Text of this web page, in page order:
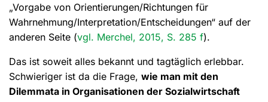
„Vorgabe von Orientierungen/Richtungen für
Wahrnehmung/Interpretation/Entscheidungen“ auf der
anderen Seite (vgl. Merchel, 2015, S. 285 f).
Das ist soweit alles bekannt und tagtäglich erlebbar.
Schwieriger ist da die Frage, wie man mit den
Dilemmata in Organisationen der Sozialwirtschaft